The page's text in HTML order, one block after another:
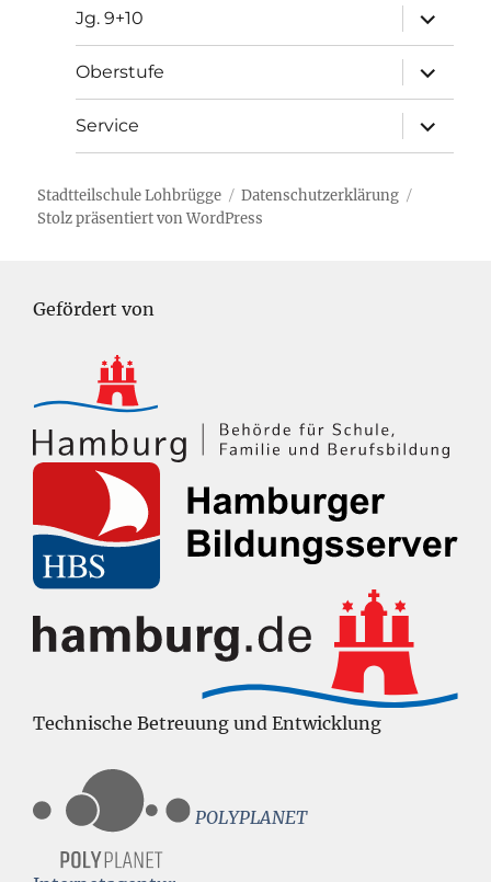
Jg. 9+10
öffnen
Oberstufe
öffnen
Service
öffnen
Stadtteilschule Lohbrügge
Datenschutzerklärung
Stolz präsentiert von WordPress
Gefördert von
Technische Betreuung und Entwicklung
POLYPLANET